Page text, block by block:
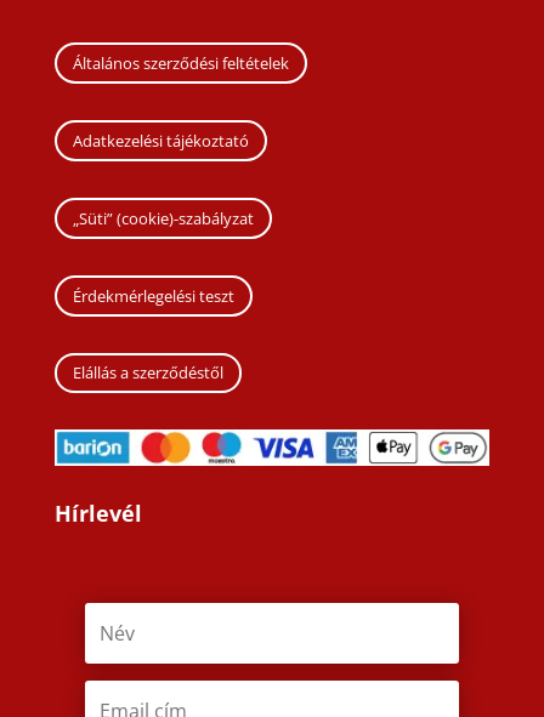
Általános szerződési feltételek
Adatkezelési tájékoztató
„Süti” (cookie)-szabályzat
Érdekmérlegelési teszt
Elállás a szerződéstől
Hírlevél